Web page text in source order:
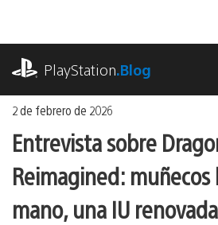
contenido
PlayStation.Blog
2 de febrero de 2026
Entrevista sobre
Reimagined: muñecos
mano, una IU